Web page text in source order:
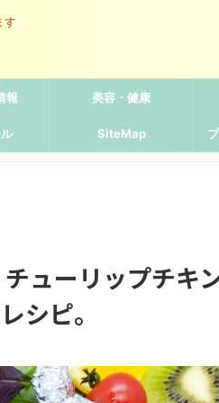
す
報 美容・健康
SiteMap
チューリップチキ
シピ。